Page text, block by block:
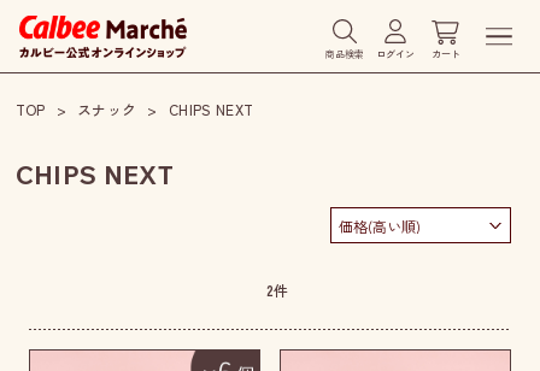
商品検索 ログイン カート
TOP スナック CHIPS NEXT
CHIPS NEXT
2件